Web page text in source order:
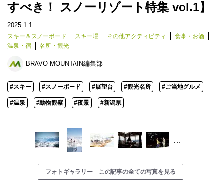
すべき！ スノーリゾート特集 vol.1】
2025.1.1
スキー＆スノーボード スキー場 その他アクティビティ
食事・お酒
温泉・宿
名所・観光
BRAVO MOUNTAIN編集部
#スキー #スノーボード #展望台 #観光名所 #ご当地グルメ
#温泉 #動物観察 #夜景 #新潟県
…
フォトギャラリー この記事の全ての写真を見る